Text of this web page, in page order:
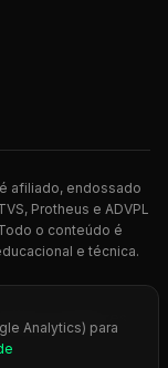
afiliado, endossado
Protheus e ADVPL
o conteúdo é
e técnica.
Analytics) para